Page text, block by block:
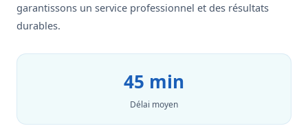
garantissons un service professionnel et des résultats
durables.
45 min
Délai moyen